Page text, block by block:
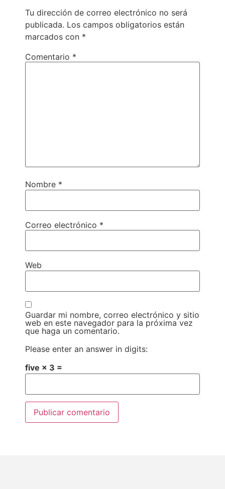
Tu dirección de correo electrónico no será
publicada. Los campos obligatorios están
marcados con *
Comentario *
Nombre *
Correo electrónico *
Web
Guardar mi nombre, correo electrónico y sitio
web en este navegador para la próxima vez
que haga un comentario.
Please enter an answer in digits:
five × 3 =